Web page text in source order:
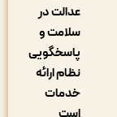
عدالت در
سلامت و
پاسخگویی
نظام ارائه